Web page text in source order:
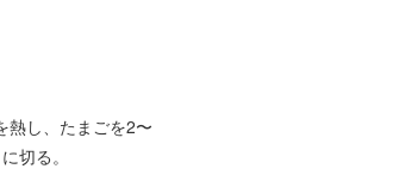
し、たまごを2〜
切る。